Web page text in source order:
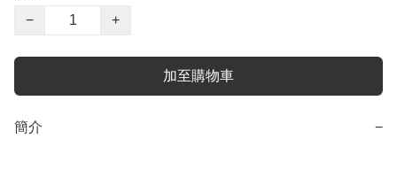
−
+
加至購物車
簡介 −